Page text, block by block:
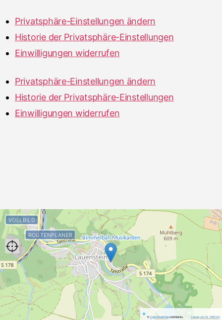
Privatsphäre-Einstellungen ändern
Historie der Privatsphäre-Einstellungen
Einwilligungen widerrufen
Privatsphäre-Einstellungen ändern
Historie der Privatsphäre-Einstellungen
Einwilligungen widerrufen
©OpenStreetMapcontributors. · Lösung von Dr. DSGVO
VOLLBILD
ROUTENPLANER